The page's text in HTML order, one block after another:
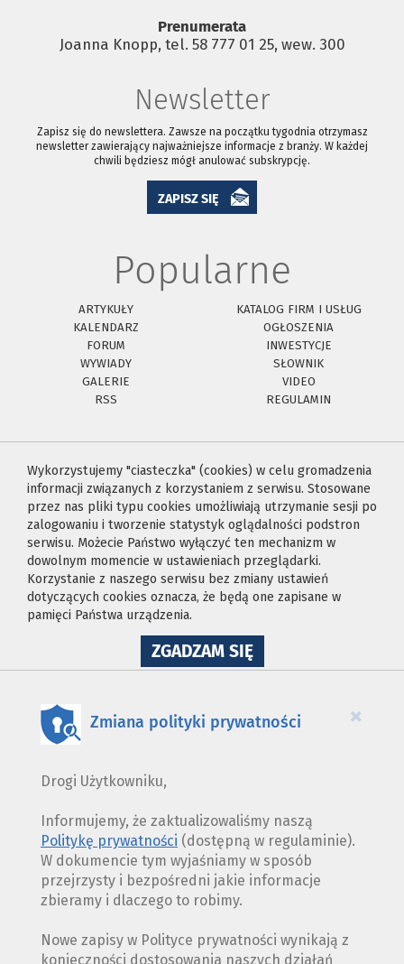
Prenumerata
Joanna Knopp, tel. 58 777 01 25, wew. 300
Newsletter
Zapisz się do newslettera. Zawsze na początku tygodnia otrzymasz
newsletter zawierający najważniejsze informacje z branży. W każdej
chwili będziesz mógł anulować subskrypcję.
ZAPISZ SIĘ
Popularne
ARTYKUŁY
KATALOG FIRM I USŁUG
KALENDARZ
OGŁOSZENIA
FORUM
INWESTYCJE
WYWIADY
SŁOWNIK
GALERIE
VIDEO
RSS
REGULAMIN
Wykorzystujemy "ciasteczka" (cookies) w celu gromadzenia
informacji związanych z korzystaniem z serwisu. Stosowane
przez nas pliki typu cookies umożliwiają utrzymanie sesji po
zalogowaniu i tworzenie statystyk oglądalności podstron
serwisu. Możecie Państwo wyłączyć ten mechanizm w
dowolnym momencie w ustawieniach przeglądarki.
Korzystanie z naszego serwisu bez zmiany ustawień
dotyczących cookies oznacza, że będą one zapisane w
pamięci Państwa urządzenia.
ZGADZAM SIĘNA
WYKORZYSTANIE
×
Zmiana polityki prywatności
Drogi Użytkowniku,
Informujemy, że zaktualizowaliśmy naszą
Politykę prywatności (dostępną w regulaminie).
W dokumencie tym wyjaśniamy w sposób
przejrzysty i bezpośredni jakie informacje
zbieramy i dlaczego to robimy.
Nowe zapisy w Polityce prywatności wynikają z
konieczności dostosowania naszych działań